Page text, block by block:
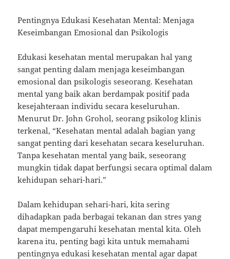
Pentingnya Edukasi Kesehatan Mental: Menjaga
Keseimbangan Emosional dan Psikologis
Edukasi kesehatan mental merupakan hal yang
sangat penting dalam menjaga keseimbangan
emosional dan psikologis seseorang. Kesehatan
mental yang baik akan berdampak positif pada
kesejahteraan individu secara keseluruhan.
Menurut Dr. John Grohol, seorang psikolog klinis
terkenal, “Kesehatan mental adalah bagian yang
sangat penting dari kesehatan secara keseluruhan.
Tanpa kesehatan mental yang baik, seseorang
mungkin tidak dapat berfungsi secara optimal dalam
kehidupan sehari-hari.”
Dalam kehidupan sehari-hari, kita sering
dihadapkan pada berbagai tekanan dan stres yang
dapat mempengaruhi kesehatan mental kita. Oleh
karena itu, penting bagi kita untuk memahami
pentingnya edukasi kesehatan mental agar dapat